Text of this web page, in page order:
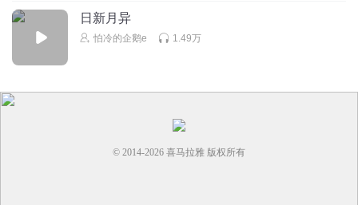
回复 2020-04-02
日新月异
怕冷的企鹅e 1.49万
© 2014-2026 喜马拉雅 版权所有